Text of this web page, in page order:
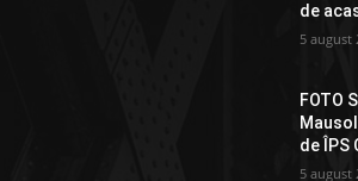
de
5 august
FOTO
de ÎPS
5 august